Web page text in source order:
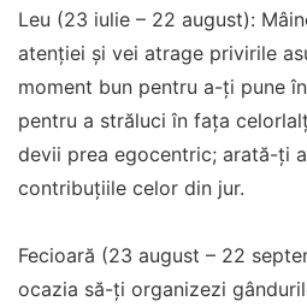
Leu (23 iulie – 22 august):
atenției și vei atrage privirile
moment bun pentru a-ți pune
pentru a străluci în fața
devii prea egocentric; arată-ți
contribuțiile celor din jur.
Fecioară (23 august – 22
ocazia să-ți organizezi